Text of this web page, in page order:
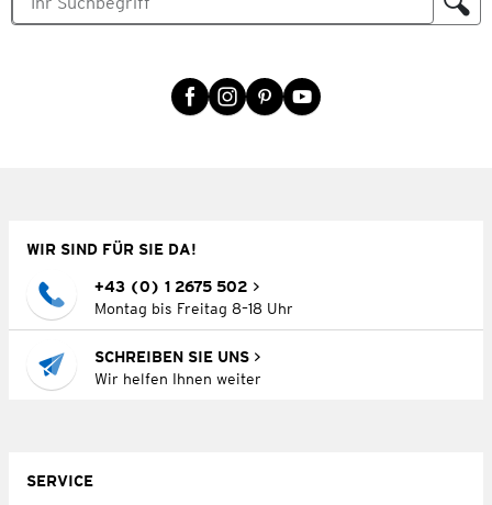
WIR SIND FÜR SIE DA!
+43 (0) 1 2675 502
Montag bis Freitag 8–18 Uhr
SCHREIBEN SIE UNS
Wir helfen Ihnen weiter
SERVICE